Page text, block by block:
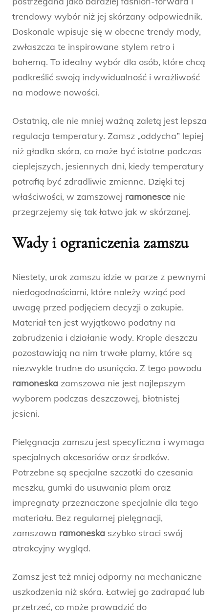
trendowy wybór niż jej skórzany odpowiednik.
Doskonale wpisuje się w obecne trendy mody,
zwłaszcza te inspirowane stylem retro i
bohemą. To idealny wybór dla osób, które chcą
podkreślić swoją indywidualność i wrażliwość
na modowe nowości.
Ostatnią, ale nie mniej ważną zaletą jest lepsza
regulacja temperatury. Zamsz „oddycha” lepiej
niż gładka skóra, co może być istotne podczas
cieplejszych, jesiennych dni, kiedy temperatury
potrafią być zdradliwie zmienne. Dzięki tej
właściwości, w zamszowej ramonesce nie
przegrzejemy się tak łatwo jak w skórzanej.
Wady i ograniczenia zamszu
Niestety, urok zamszu idzie w parze z pewnymi
niedogodnościami, które należy wziąć pod
uwagę przed podjęciem decyzji o zakupie.
Materiał ten jest wyjątkowo podatny na
zabrudzenia i działanie wody. Krople deszczu
pozostawiają na nim trwałe plamy, które są
niezwykle trudne do usunięcia. Z tego powodu
ramoneska zamszowa nie jest najlepszym
wyborem podczas deszczowej, błotnistej
jesieni.
Pielęgnacja zamszu jest specyficzna i wymaga
specjalnych akcesoriów oraz środków.
Potrzebne są specjalne szczotki do czesania
meszku, gumki do usuwania plam oraz
impregnaty przeznaczone specjalnie dla tego
materiału. Bez regularnej pielęgnacji,
zamszowa ramoneska szybko straci swój
atrakcyjny wygląd.
Zamsz jest też mniej odporny na mechaniczne
uszkodzenia niż skóra. Łatwiej go zadrapać lub
przetrzeć, co może prowadzić do